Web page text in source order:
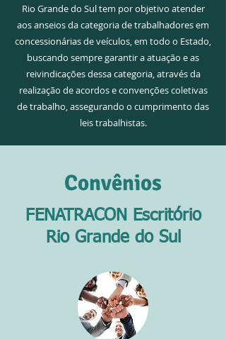
Rio Grande do Sul tem por objetivo atender
aos anseios da categoria de trabalhadores em
concessionárias de veículos, em todo o Estado,
buscando sempre garantir a atuação e as
reivindicações dessa categoria, através da
realização de acordos e convenções coletivas
de trabalho, assegurando o cumprimento das
leis trabalhistas.
Convênios
FENATRACON Escritório
Rio Grande do Sul